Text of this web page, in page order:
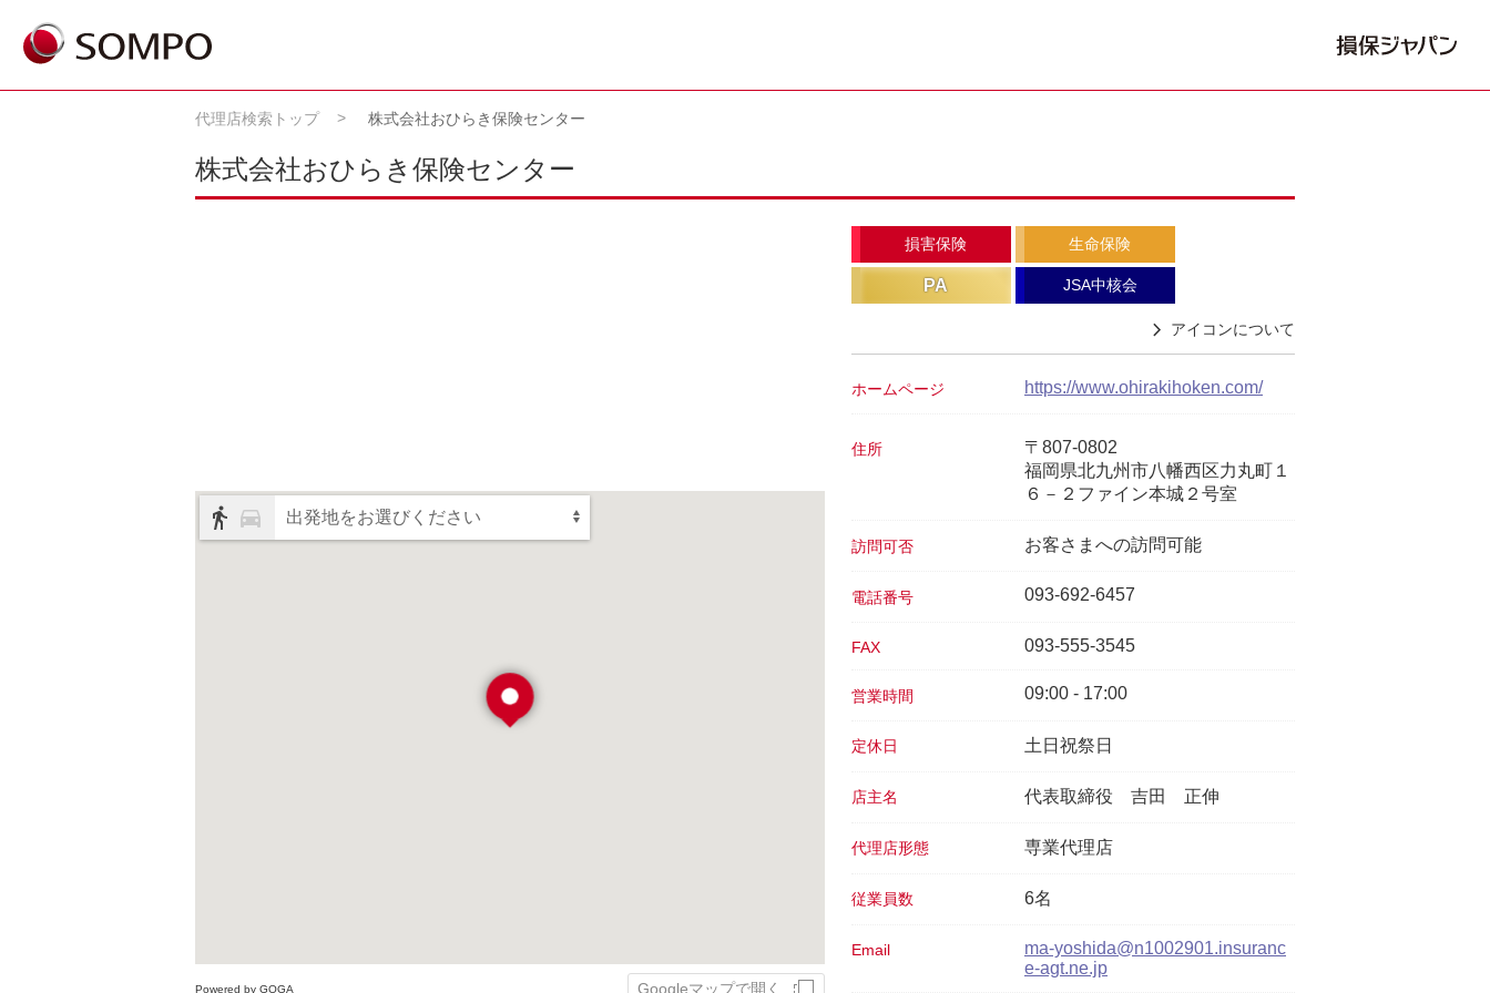
代理店検索トップ 株式会社おひらき保険センター
株式会社おひらき保険センター
損害保険 生命保険
PA JSA中核会
アイコンについて
ホームページ https://www.ohirakihoken.com/
住所
〒807-0802
福岡県北九州市八幡西区力丸町１
６－２ファイン本城２号室
訪問可否 お客さまへの訪問可能
電話番号 093-692-6457
FAX 093-555-3545
営業時間 09:00 - 17:00
定休日 土日祝祭日
店主名 代表取締役 吉田 正伸
代理店形態 専業代理店
従業員数 6名
Email
ma-yoshida@n1002901.insuranc
e-agt.ne.jp
出発地をお選びください
Powered by GOGA Googleマップで開く